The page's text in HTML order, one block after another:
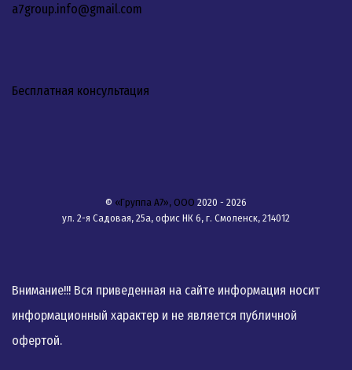
a7group.info@gmail.com
Бесплатная консультация
© «Группа А7», ООО 2020 - 2026
ул. 2-я Садовая, 25а, офис НК 6, г. Смоленск, 214012
Внимание!!! Вся приведенная на сайте информация носит
информационный характер и не является публичной
офертой.